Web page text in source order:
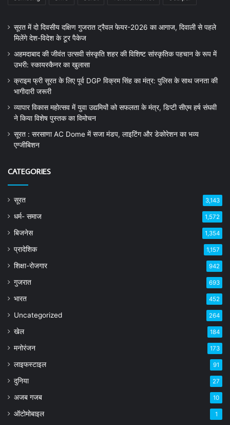
सूरत में दो दिवसीय दक्षिण गुजरात ट्रैवल फेयर-2026 का आगाज, दिवाली से पहले
मिलेंगे देश-विदेश के टूर पैकेज
अहमदाबाद की जीवंत उत्सवी संस्कृति शहर की विशिष्ट सांस्कृतिक पहचान के रूप में
उभरी: स्कायस्कैनर का खुलासा
क्राइम फ्री सूरत के लिए पूर्व DGP विक्रम सिंह का मंत्र: पुलिस के साथ जनता की
भागीदारी जरूरी
व्यापार विकास महोत्सव में युवा उद्यमियों को सफलता के मंत्र, डिप्टी सीएम हर्ष संघवी
ने किया विशेष पुस्तक का विमोचन
सूरत : सरसाणा AC Dome में सजा मंडप, लाइटिंग और डेकोरेशन का भव्य
एग्जीबिशन
CATEGORIES
सूरत 3,143
धर्म- समाज 1,572
बिजनेस 1,354
प्रादेशिक 1,157
शिक्षा-रोजगार 942
गुजरात 693
भारत 452
Uncategorized 264
खेल 184
मनोरंजन 173
लाइफस्टाइल 91
दुनिया 27
अजब गजब 10
ऑटोमोबाइल 1